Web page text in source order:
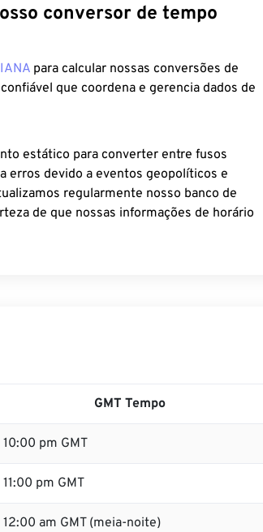
conversor de tempo
para calcular nossas conversões de
que coordena e gerencia dados de
estático para converter entre fusos
erros devido a eventos geopolíticos e
regularmente nosso banco de
de que nossas informações de horário
GMT Tempo
10:00 pm GMT
11:00 pm GMT
12:00 am GMT (meia-noite)